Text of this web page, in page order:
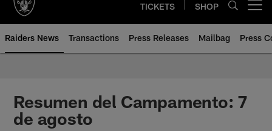
TICKETS SHOP
Raiders News Transactions Press Releases Mailbag Press
Resumen del Campamento: 7
de agosto